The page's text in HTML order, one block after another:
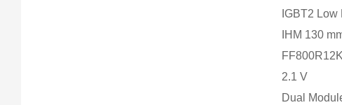
IGBT2 Low
IHM 130
2.1 V
Dual